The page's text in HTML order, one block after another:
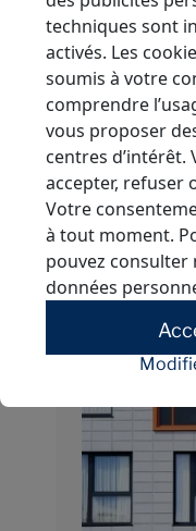
Que ce soit
magasin,
devanture
détail
ou de loin
susciter
palier.
disposition :
tous ces
Comment
façade de
?
techniques sont
activés. Les
soumis à votre
comprendre
vous proposer
centres
accepter, refuser
Votre
à tout moment.
pouvez consulter
données